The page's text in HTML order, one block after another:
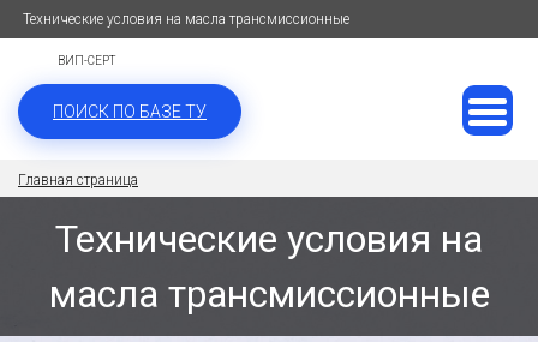
Технические условия на масла трансмиссионные
ВИП-СЕРТ
ПОИСК ПО БАЗЕ ТУ
Главная страница
Технические условия на
масла трансмиссионные